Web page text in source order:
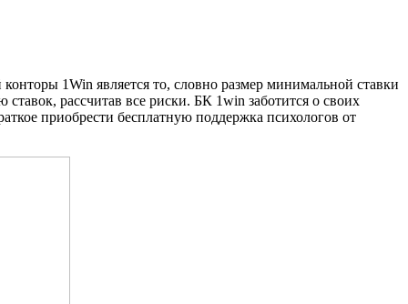
1Win является то, словно размер минимальной ставки
рассчитав все риски. БК 1win заботится о своих
приобрести бесплатную поддержка психологов от